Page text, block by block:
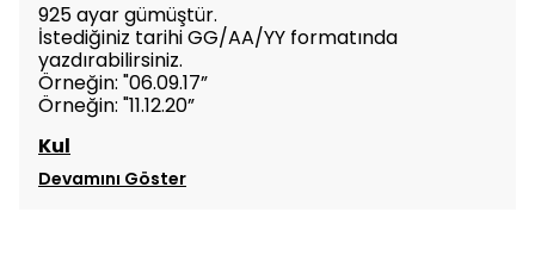
925 ayar gümüştür.
İstediğiniz tarihi GG/AA/YY formatında
yazdırabilirsiniz.
Örneğin: "06.09.17”
Örneğin: "11.12.20”
Kul
Devamını Göster